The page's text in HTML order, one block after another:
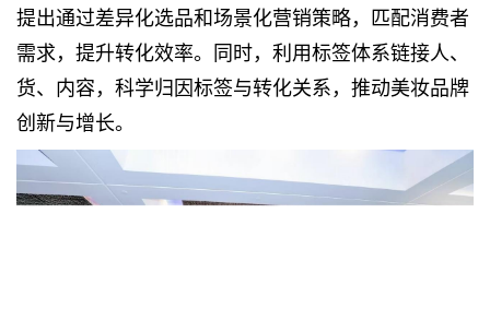
提出通过差异化选品和场景化营销策略，匹配消费者
需求，提升转化效率。同时，利用标签体系链接人、
货、内容，科学归因标签与转化关系，推动美妆品牌
创新与增长。